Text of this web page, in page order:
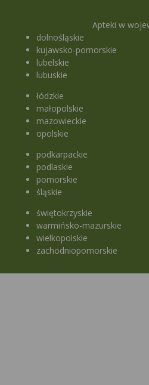
Apteki w
dolnośląskie
kujawsko-pomorskie
lubelskie
lubuskie
łódzkie
małopolskie
mazowieckie
opolskie
podkarpackie
podlaskie
pomorskie
śląskie
świętokrzyskie
warmińsko-mazurskie
wielkopolskie
zachodniopomorskie